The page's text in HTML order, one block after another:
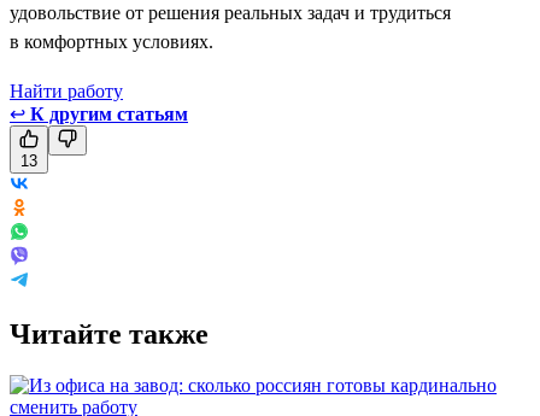
удовольствие от решения реальных задач и трудиться
в комфортных условиях.
Найти работу
↩ К другим статьям
13
Читайте также